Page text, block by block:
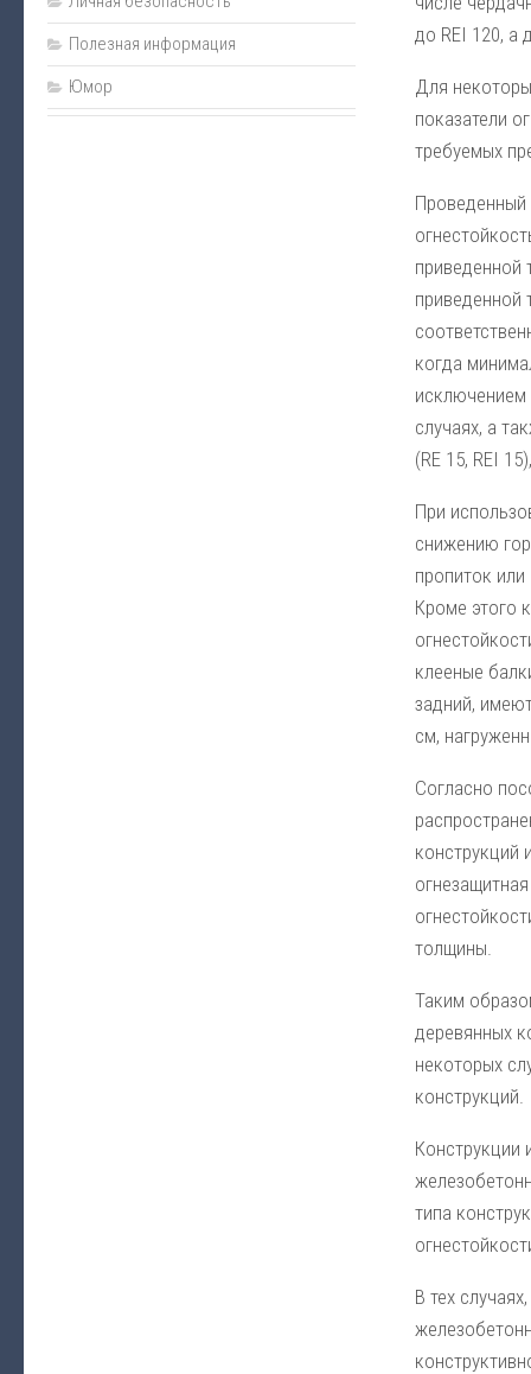
до REI 120, а
Для
показатели
требуемых
Проведенный
приведенной
приведенной
когда
исключением
случаях, а
(RE 15, REI
При
снижению
пропиток
Кроме этого
клееные
задний,
см,
Согласно
конструкций
толщины.
Таким
деревянных
некоторых
конструкций.
Конструкции
типа
В тех
Полезная информация
Юмор